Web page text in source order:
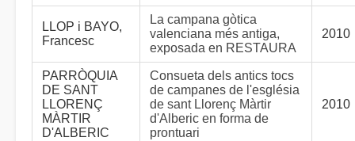
LLOP i BAYO,
Francesc
La campana gòtica
valenciana més antiga,
exposada en RESTAURA
2010
PARRÒQUIA
DE SANT
LLORENÇ
MÀRTIR
D'ALBERIC
Consueta dels antics tocs
de campanes de l'església
de sant Llorenç Màrtir
d'Alberic en forma de
prontuari
2010